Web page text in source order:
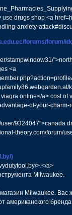
drugs shop <a
anxiety-
forums/forum/
stampwindow31/
<a
online</a> cost of
of-your-
9324047">canada
theory.com/forum/
)
>.</a>
Milwaukee.
Milwaukee. Вас
американского